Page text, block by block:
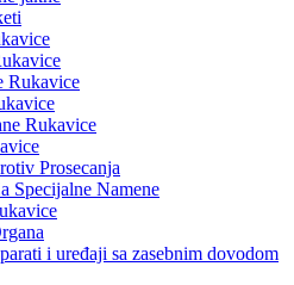
Rukavice
Rukavice
Prosecanja
Specijalne Namene
i uređaji sa zasebnim dovodom